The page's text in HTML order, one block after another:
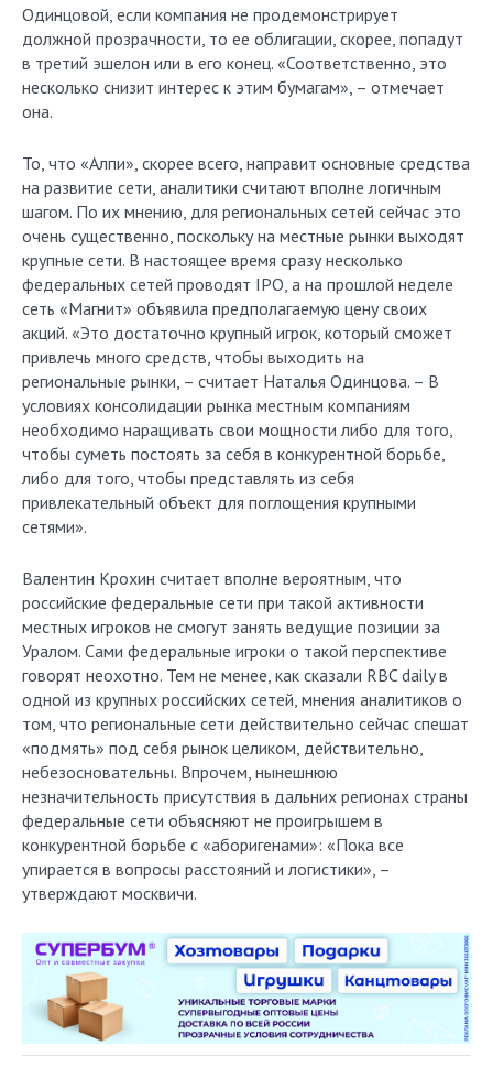
Одинцовой, если компания не продемонстрирует
должной прозрачности, то ее облигации, скорее, попадут
в третий эшелон или в его конец. «Соответственно, это
несколько снизит интерес к этим бумагам», – отмечает
она.
То, что «Алпи», скорее всего, направит основные средства
на развитие сети, аналитики считают вполне логичным
шагом. По их мнению, для региональных сетей сейчас это
очень существенно, поскольку на местные рынки выходят
крупные сети. В настоящее время сразу несколько
федеральных сетей проводят IPO, а на прошлой неделе
сеть «Магнит» объявила предполагаемую цену своих
акций. «Это достаточно крупный игрок, который сможет
привлечь много средств, чтобы выходить на
региональные рынки, – считает Наталья Одинцова. – В
условиях консолидации рынка местным компаниям
необходимо наращивать свои мощности либо для того,
чтобы суметь постоять за себя в конкурентной борьбе,
либо для того, чтобы представлять из себя
привлекательный объект для поглощения крупными
сетями».
Валентин Крохин считает вполне вероятным, что
российские федеральные сети при такой активности
местных игроков не смогут занять ведущие позиции за
Уралом. Сами федеральные игроки о такой перспективе
говорят неохотно. Тем не менее, как сказали RBC daily в
одной из крупных российских сетей, мнения аналитиков о
том, что региональные сети действительно сейчас спешат
«подмять» под себя рынок целиком, действительно,
небезосновательны. Впрочем, нынешнюю
незначительность присутствия в дальних регионах страны
федеральные сети объясняют не проигрышем в
конкурентной борьбе с «аборигенами»: «Пока все
упирается в вопросы расстояний и логистики», –
утверждают москвичи.